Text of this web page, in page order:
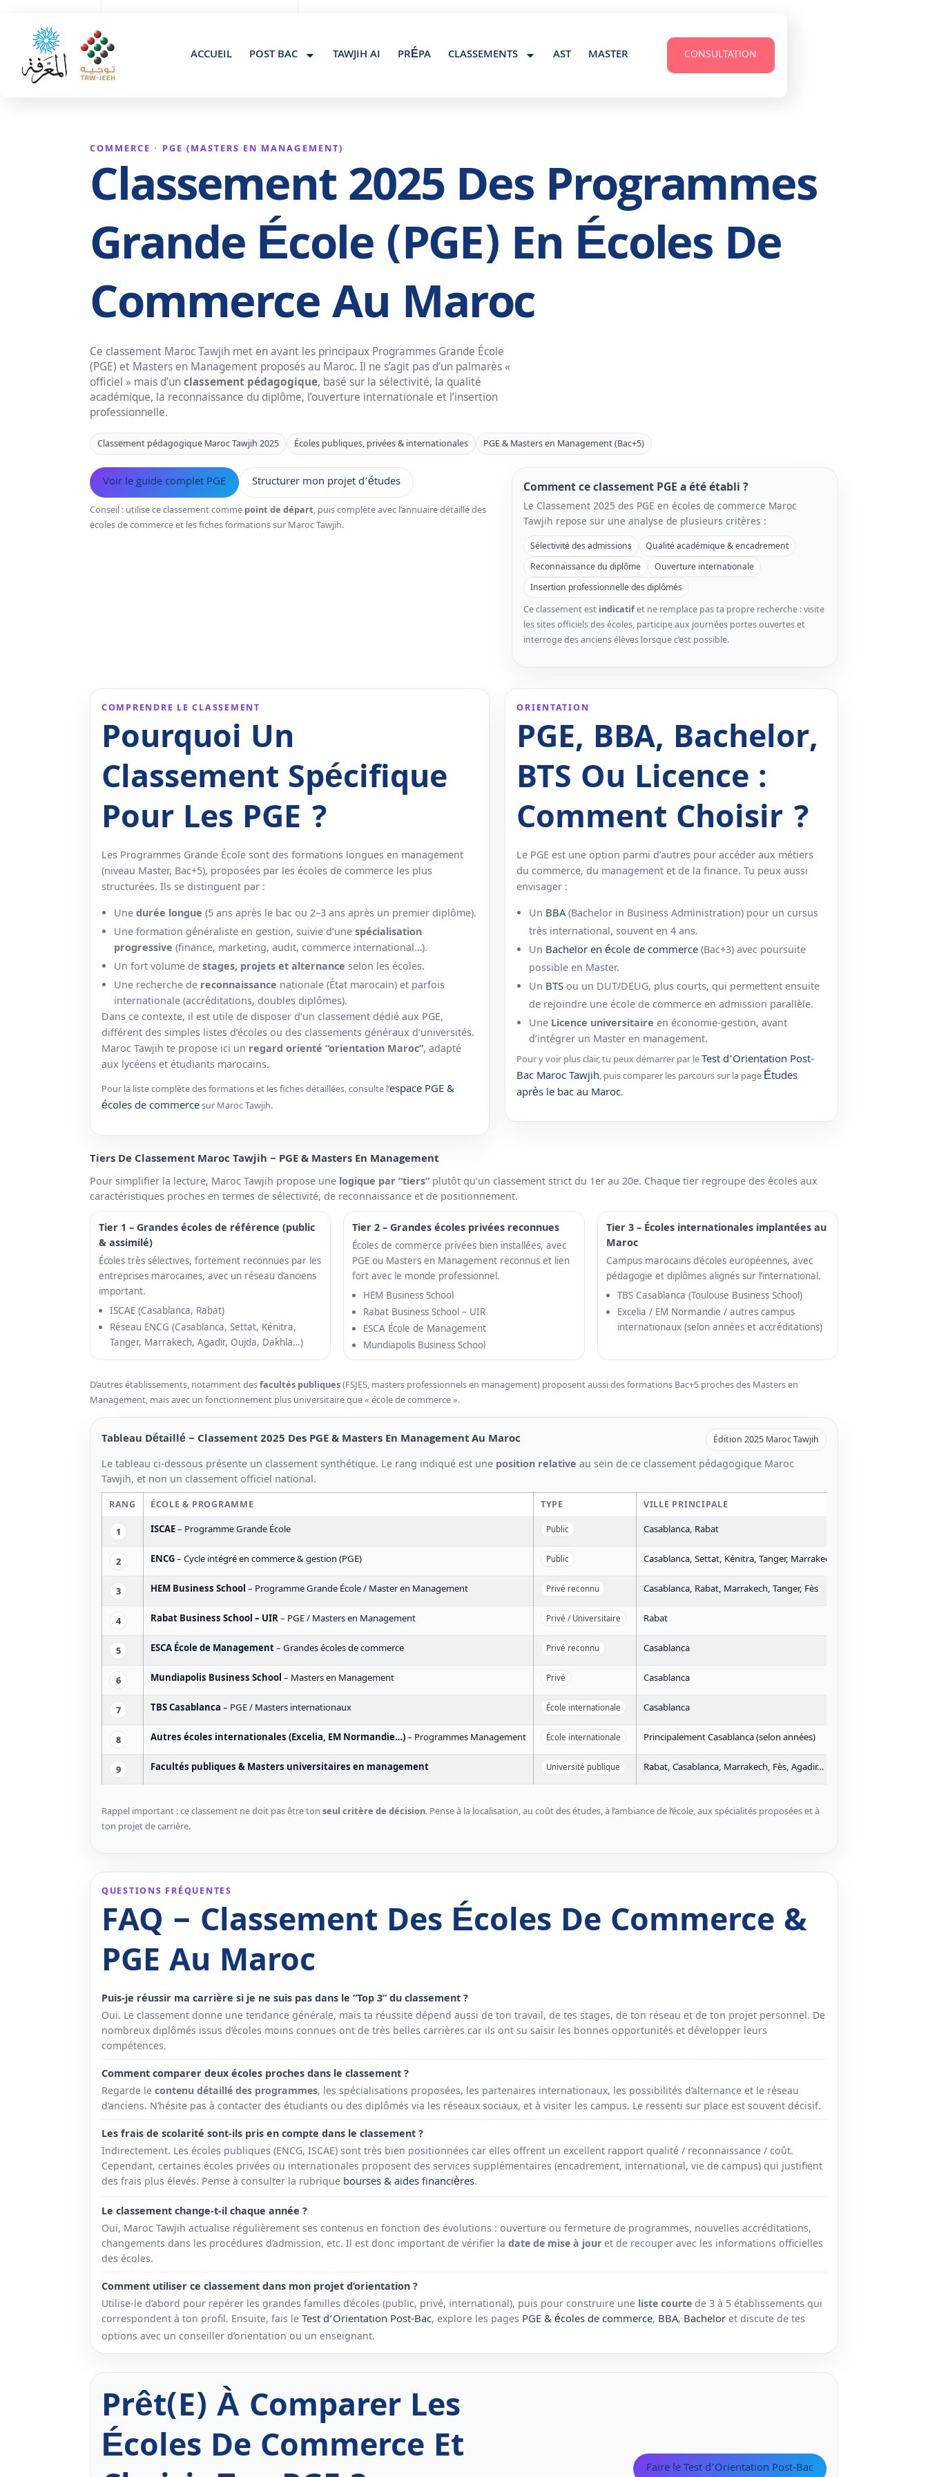
ACCUEIL POST BAC TAWJIH AI PRÉPA CLASSEMENTS AST MASTER CONSULTATION
COMMERCE · PGE (MASTERS EN MANAGEMENT)
Classement 2025 Des Programmes
Grande École (PGE) En Écoles De
Commerce Au Maroc
Ce classement Maroc Tawjih met en avant les principaux Programmes Grande École
(PGE) et Masters en Management proposés au Maroc. Il ne s’agit pas d’un palmarès «
officiel » mais d’unclassement pédagogique, basé sur la sélectivité, la qualité
académique, la reconnaissance du diplôme, l’ouverture internationale et l’insertion
professionnelle.
Classement pédagogique Maroc Tawjih 2025 Écoles publiques, privées & internationales PGE & Masters en Management (Bac+5)
Voir le guide complet PGE Structurer mon projet d’études
Conseil : utilise ce classement comme point de départ, puis complète avec l’annuaire détaillé des
écoles de commerce et les fiches formations sur Maroc Tawjih.
Comment ce classement PGE a été établi ?
Le Classement 2025 des PGE en écoles de commerce Maroc
Tawjih repose sur une analyse de plusieurs critères :
Sélectivité des admissions
Qualité académique & encadrement
Reconnaissance du diplôme
Ouverture internationale
Insertion professionnelle des diplômés
Ce classement est indicatifet ne remplace pas ta propre recherche : visite
les sites officiels des écoles, participe aux journées portes ouvertes et
interroge des anciens élèves lorsque c’est possible.
COMPRENDRE LE CLASSEMENT
Pourquoi Un
Classement Spécifique
Pour Les PGE ?
Les Programmes Grande École sont des formations longues en management
(niveau Master, Bac+5), proposées par les écoles de commerce les plus
structurées. Ils se distinguent par :
Une durée longue (5 ans après le bac ou 2–3 ans après un premier diplôme).
Une formation généraliste en gestion, suivie d’une spécialisation
progressive (finance, marketing, audit, commerce international…).
Un fort volume de stages, projets et alternance selon les écoles.
Une recherche de reconnaissance nationale (État marocain) et parfois
internationale (accréditations, doubles diplômes).
Dans ce contexte, il est utile de disposer d’un classement dédié aux PGE,
différent des simples listes d’écoles ou des classements généraux d’universités.
Maroc Tawjih te propose ici un regard orienté “orientation Maroc”, adapté
aux lycéens et étudiants marocains.
Pour la liste complète des formations et les fiches détaillées, consulte l’espace PGE &
écoles de commercesur Maroc Tawjih.
ORIENTATION
PGE, BBA, Bachelor,
BTS Ou Licence :
Comment Choisir ?
Le PGE est une option parmi d’autres pour accéder aux métiers
du commerce, du management et de la finance. Tu peux aussi
envisager :
Un BBA(Bachelor in Business Administration) pour un cursus
très international, souvent en 4 ans.
Un Bachelor en école de commerce (Bac+3) avec poursuite
possible en Master.
Un BTS ou un DUT/DEUG, plus courts, qui permettent ensuite
de rejoindre une école de commerce en admission parallèle.
Une Licence universitaire en économie-gestion, avant
d’intégrer un Master en management.
Pour y voir plus clair, tu peux démarrer par leTest d’Orientation Post-
Bac Maroc Tawjih, puis comparer les parcours sur la page Études
après le bac au Maroc.
Tiers De Classement Maroc Tawjih – PGE & Masters En Management
Pour simplifier la lecture, Maroc Tawjih propose une logique par “tiers” plutôt qu’un classement strict du 1er au 20e. Chaque tier regroupe des écoles aux
caractéristiques proches en termes de sélectivité, de reconnaissance et de positionnement.
Tier 1 – Grandes écoles de référence (public
& assimilé)
Écoles très sélectives, fortement reconnues par les
entreprises marocaines, avec un réseau d’anciens
important.
ISCAE (Casablanca, Rabat)
Réseau ENCG (Casablanca, Settat, Kénitra,
Tanger, Marrakech, Agadir, Oujda, Dakhla…)
Tier 2 – Grandes écoles privées reconnues
Écoles de commerce privées bien installées, avec
PGE ou Masters en Management reconnus et lien
fort avec le monde professionnel.
HEM Business School
Rabat Business School – UIR
ESCA École de Management
Mundiapolis Business School
Tier 3 – Écoles internationales implantées au
Maroc
Campus marocains d’écoles européennes, avec
pédagogie et diplômes alignés sur l’international.
TBS Casablanca (Toulouse Business School)
Excelia / EM Normandie / autres campus
internationaux (selon années et accréditations)
D’autres établissements, notamment desfacultés publiques(FSJES, masters professionnels en management) proposent aussi des formations Bac+5 proches des Masters en
Management, mais avec un fonctionnement plus universitaire que « école de commerce ».
Tableau Détaillé – Classement 2025 Des PGE & Masters En Management Au Maroc Édition 2025 Maroc Tawjih
Le tableau ci-dessous présente un classement synthétique. Le rang indiqué est une position relative au sein de ce classement pédagogique Maroc
Tawjih, et non un classement officiel national.
RANG ÉCOLE & PROGRAMME TYPE VILLE PRINCIPALE
1 ISCAE– Programme Grande École Public Casablanca, Rabat
2 ENCG– Cycle intégré en commerce & gestion (PGE) Public Casablanca, Settat, Kénitra, Tanger, Marrakech, Agadir, Oujda,
3 HEM Business School – Programme Grande École / Master en Management Privé reconnu Casablanca, Rabat, Marrakech, Tanger, Fès
4 Rabat Business School – UIR– PGE / Masters en Management Privé / Universitaire Rabat
5 ESCA École de Management– Grandes écoles de commerce Privé reconnu Casablanca
6 Mundiapolis Business School – Masters en Management Privé Casablanca
7 TBS Casablanca – PGE / Masters internationaux École internationale Casablanca
8 Autres écoles internationales (Excelia, EM Normandie…)– Programmes Management École internationale Principalement Casablanca (selon années)
9 Facultés publiques & Masters universitaires en management Université publique Rabat, Casablanca, Marrakech, Fès, Agadir…
Rappel important : ce classement ne doit pas être ton seul critère de décision. Pense à la localisation, au coût des études, à l’ambiance de l’école, aux spécialités proposées et à
ton projet de carrière.
QUESTIONS FRÉQUENTES
FAQ – Classement Des Écoles De Commerce &
PGE Au Maroc
Puis-je réussir ma carrière si je ne suis pas dans le “Top 3” du classement ?
Oui. Le classement donne une tendance générale, mais ta réussite dépend aussi de ton travail, de tes stages, de ton réseau et de ton projet personnel. De
nombreux diplômés issus d’écoles moins connues ont de très belles carrières car ils ont su saisir les bonnes opportunités et développer leurs
compétences.
Comment comparer deux écoles proches dans le classement ?
Regarde le contenu détaillé des programmes, les spécialisations proposées, les partenaires internationaux, les possibilités d’alternance et le réseau
d’anciens. N’hésite pas à contacter des étudiants ou des diplômés via les réseaux sociaux, et à visiter les campus. Le ressenti sur place est souvent décisif.
Les frais de scolarité sont-ils pris en compte dans le classement ?
Indirectement. Les écoles publiques (ENCG, ISCAE) sont très bien positionnées car elles offrent un excellent rapport qualité / reconnaissance / coût.
Cependant, certaines écoles privées ou internationales proposent des services supplémentaires (encadrement, international, vie de campus) qui justifient
des frais plus élevés. Pense à consulter la rubrique bourses & aides financières.
Le classement change-t-il chaque année ?
Oui, Maroc Tawjih actualise régulièrement ses contenus en fonction des évolutions : ouverture ou fermeture de programmes, nouvelles accréditations,
changements dans les procédures d’admission, etc. Il est donc important de vérifier la date de mise à jour et de recouper avec les informations officielles
des écoles.
Comment utiliser ce classement dans mon projet d’orientation ?
Utilise-le d’abord pour repérer les grandes familles d’écoles (public, privé, international), puis pour construire une liste courte de 3 à 5 établissements qui
correspondent à ton profil. Ensuite, fais le Test d’Orientation Post-Bac, explore les pages PGE & écoles de commerce, BBA, Bachelor et discute de tes
options avec un conseiller d’orientation ou un enseignant.
Prêt(e) À Comparer Les
Écoles De Commerce Et Faire le Test d’Orientation Post-Bac